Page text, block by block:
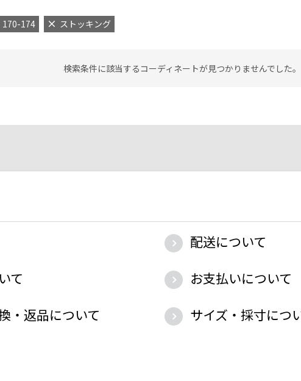
170-174 ストッキング
検索条件に該当するコーディネートが見つかりませんでした
配送について
て
お支払いについて
・返品について
サイズ・採寸につ